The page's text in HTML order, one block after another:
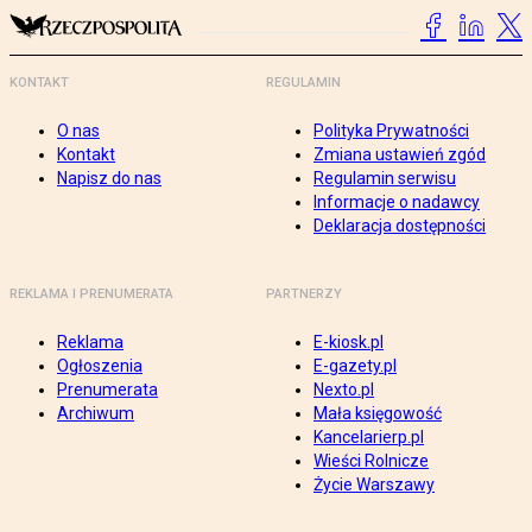
KONTAKT
O nas
Kontakt
Napisz do nas
REGULAMIN
Polityka Prywatności
Zmiana ustawień zgód
Regulamin serwisu
Informacje o nadawcy
Deklaracja dostępności
REKLAMA I PRENUMERATA
Reklama
Ogłoszenia
Prenumerata
Archiwum
PARTNERZY
E-kiosk.pl
E-gazety.pl
Nexto.pl
Mała księgowość
Kancelarierp.pl
Wieści Rolnicze
Życie Warszawy